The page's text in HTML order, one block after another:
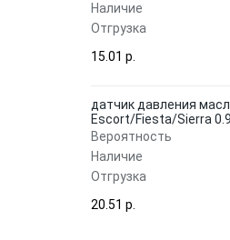
Наличие
Отгрузка
15.01 p.
датчик давления
Escort/Fiesta/Sierra
Вероятность
Наличие
Отгрузка
20.51 p.